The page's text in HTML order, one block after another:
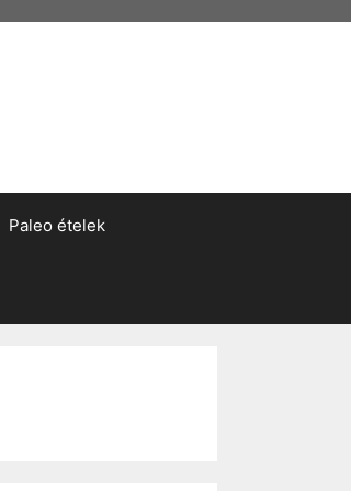
Paleo ételek